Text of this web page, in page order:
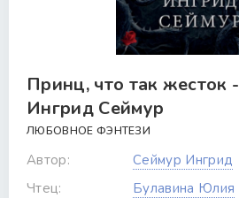
Принц, что так жесток -
Ингрид Сеймур
ЛЮБОВНОЕ ФЭНТЕЗИ
Автор:
Сеймур Ингрид
Чтец:
Булавина Юлия